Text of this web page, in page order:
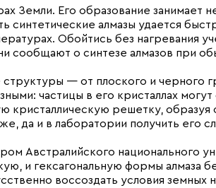
Земли. Его образование занимает
синтетические алмазы удается
Обойтись без нагревания
сообщают о синтезе алмазов при
— от плоского и черного
частицы в его кристаллах могут
кристаллическую решетку,
да и в лаборатории получить его
Австралийского национального
и гексагональную формы алмаза
воссоздать условия земных